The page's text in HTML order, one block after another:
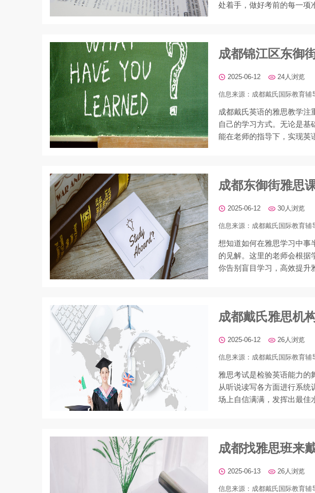
处着手，做好考前的每一项
成都锦江区东御
2025-06-12 24人浏览
信息来源： 成都戴氏国际教育辅
成都戴氏英语的雅思教学注
自己的学习方式。无论是
能在老师的指导下，实现英
成都东御街雅思
2025-06-12 30人浏览
信息来源： 成都戴氏国际教育辅
想知道如何在雅思学习中事
的见解。这里的老师会根据
你告别盲目学习，高效提升
成都戴氏雅思机
2025-06-12 26人浏览
信息来源： 成都戴氏国际教育辅
雅思考试是检验英语能力的
从听说读写各方面进行系
场上自信满满，发挥出最佳
成都找雅思班来
2025-06-13 26人浏览
信息来源： 成都戴氏国际教育辅